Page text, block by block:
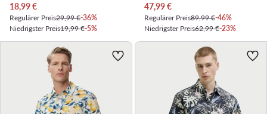
Aktueller Preis
18,99€
Regulärer Preis29,99 €-36%
Niedrigster Preis19,99 €-5%
Aktueller Preis
47,99€
Regulärer Preis89,99 €-46%
Niedrigster Preis62,99 €-23%